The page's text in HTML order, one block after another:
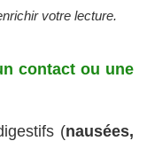
votre lecture.
contact ou une
(nausées,